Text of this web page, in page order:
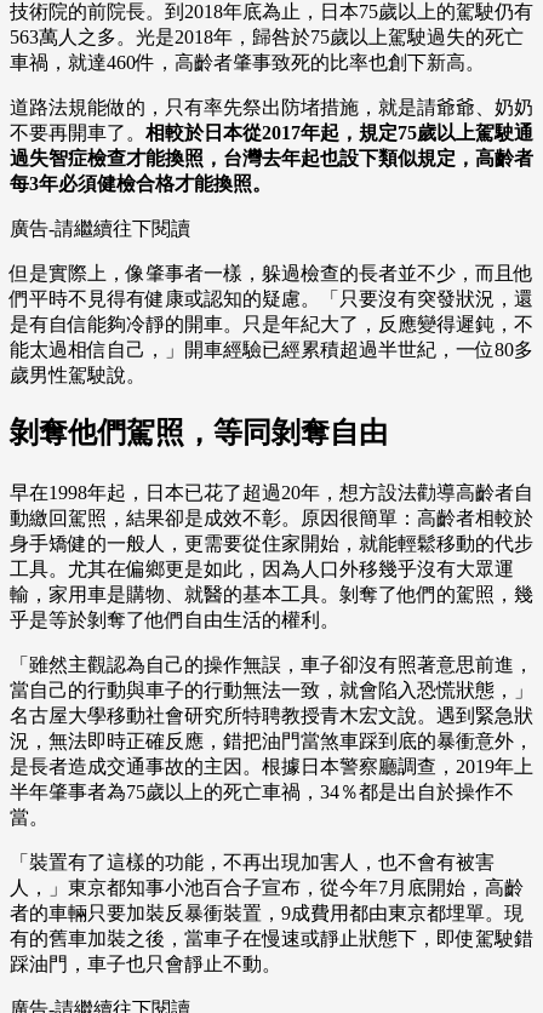
技術院的前院長。到2018年底為止，日本75歲以上的駕駛仍有
563萬人之多。光是2018年，歸咎於75歲以上駕駛過失的死亡
車禍，就達460件，高齡者肇事致死的比率也創下新高。
道路法規能做的，只有率先祭出防堵措施，就是請爺爺、奶奶
不要再開車了。 相較於日本從2017年起，規定75歲以上駕駛通
過失智症檢查才能換照，台灣去年起也設下類似規定，高齡者
每3年必須健檢合格才能換照。
廣告-請繼續往下閱讀
但是實際上，像肇事者一樣，躲過檢查的長者並不少，而且他
們平時不見得有健康或認知的疑慮。「只要沒有突發狀況，還
是有自信能夠冷靜的開車。只是年紀大了，反應變得遲鈍，不
能太過相信自己，」開車經驗已經累積超過半世紀，一位80多
歲男性駕駛說。
剝奪他們駕照，等同剝奪自由
早在1998年起，日本已花了超過20年，想方設法勸導高齡者自
動繳回駕照，結果卻是成效不彰。原因很簡單：高齡者相較於
身手矯健的一般人，更需要從住家開始，就能輕鬆移動的代步
工具。尤其在偏鄉更是如此，因為人口外移幾乎沒有大眾運
輸，家用車是購物、就醫的基本工具。剝奪了他們的駕照，幾
乎是等於剝奪了他們自由生活的權利。
「雖然主觀認為自己的操作無誤，車子卻沒有照著意思前進，
當自己的行動與車子的行動無法一致，就會陷入恐慌狀態，」
名古屋大學移動社會研究所特聘教授青木宏文說。遇到緊急狀
況，無法即時正確反應，錯把油門當煞車踩到底的暴衝意外，
是長者造成交通事故的主因。根據日本警察廳調查，2019年上
半年肇事者為75歲以上的死亡車禍，34％都是出自於操作不
當。
「裝置有了這樣的功能，不再出現加害人，也不會有被害
人，」東京都知事小池百合子宣布，從今年7月底開始，高齡
者的車輛只要加裝反暴衝裝置，9成費用都由東京都埋單。現
有的舊車加裝之後，當車子在慢速或靜止狀態下，即使駕駛錯
踩油門，車子也只會靜止不動。